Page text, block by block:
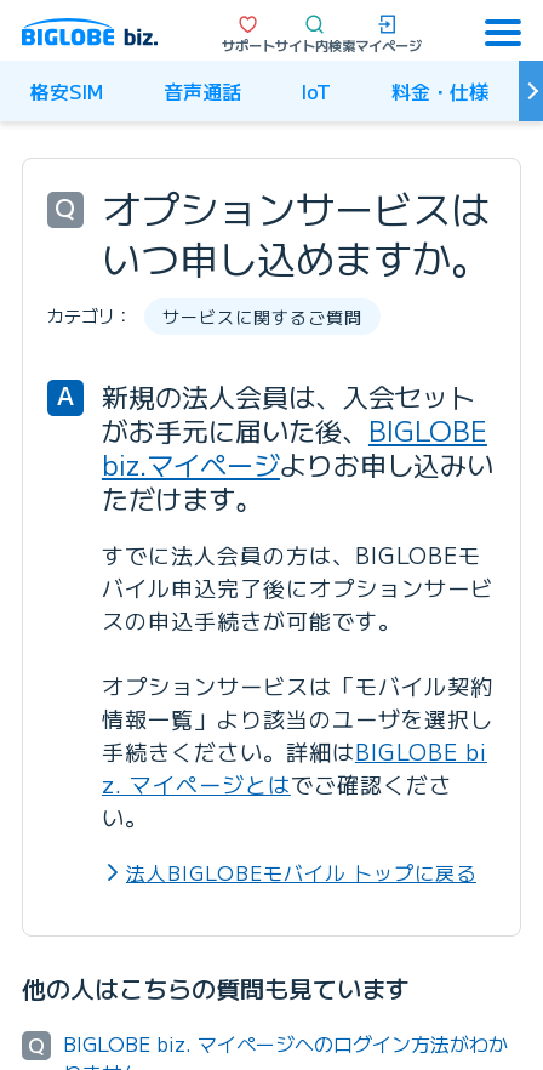
サポートサイト内検索マイページ
格安SIM 音声通話 IoT 料金・仕様
Q
オプションサービスは
いつ申し込めますか。
カテゴリ： サービスに関するご質問
A
新規の法人会員は、入会セット
がお手元に届いた後、 BIGLOBE
biz.マイページよりお申し込みい
ただけます。
すでに法人会員の方は、BIGLOBEモ
バイル申込完了後にオプションサービ
スの申込手続きが可能です。
オプションサービスは「モバイル契約
情報一覧」より該当のユーザを選択し
手続きください。 詳細はBIGLOBE bi
z. マイページとはでご確認くださ
い。
法人BIGLOBEモバイル トップに戻る
他の人はこちらの質問も見ています
Q
BIGLOBE biz. マイページへのログイン方法がわか